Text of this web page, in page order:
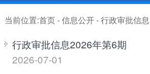
当前位置:首页-信息公开-行政审批信息
行政审批信息2026年第6期
2026-07-01